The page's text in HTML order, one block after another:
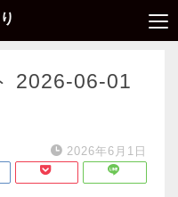
2026-06-01
2026年6月1日